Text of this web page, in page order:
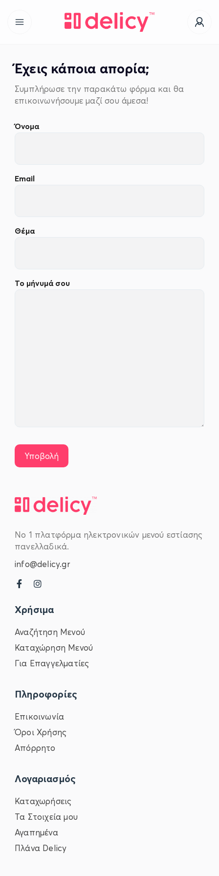
Έχεις κάποια απορία;
Συμπλήρωσε την παρακάτω φόρμα και θα
επικοινωνήσουμε μαζί σου άμεσα!
Όνομα
Email
Θέμα
Το μήνυμά σου
Νο 1 πλατφόρμα ηλεκτρονικών μενού εστίασης
πανελλαδικά.
info@delicy.gr
Χρήσιμα
Αναζήτηση Μενού
Καταχώρηση Μενού
Για Επαγγελματίες
Πληροφορίες
Επικοινωνία
Όροι Χρήσης
Απόρρητο
Λογαριασμός
Καταχωρήσεις
Τα Στοιχεία μου
Αγαπημένα
Πλάνα Delicy